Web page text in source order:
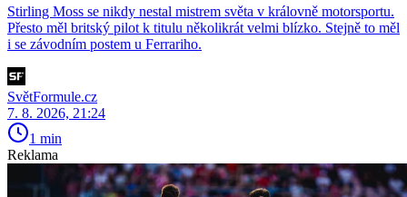
Stirling Moss se nikdy nestal mistrem světa v královně motorsportu.
Přesto měl britský pilot k titulu několikrát velmi blízko. Stejně to měl
i se závodním postem u Ferrariho.
SvětFormule.cz
7. 8. 2026, 21:24
1 min
Reklama